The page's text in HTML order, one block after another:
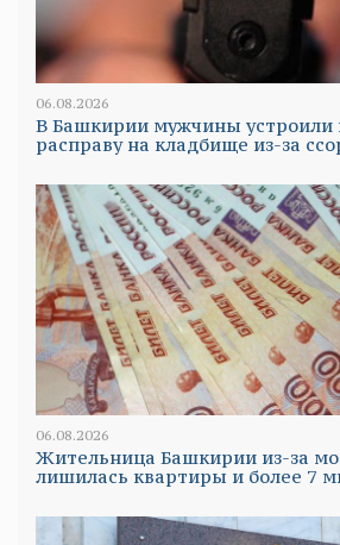
06.08.2026
В Башкирии мужчины устроили
расправу на кладбище из-за
06.08.2026
Жительница Башкирии из-за
лишилась квартиры и более 7